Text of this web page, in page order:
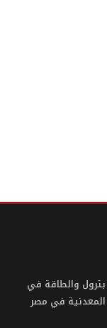
والطاقة في
المعدنية في مصر